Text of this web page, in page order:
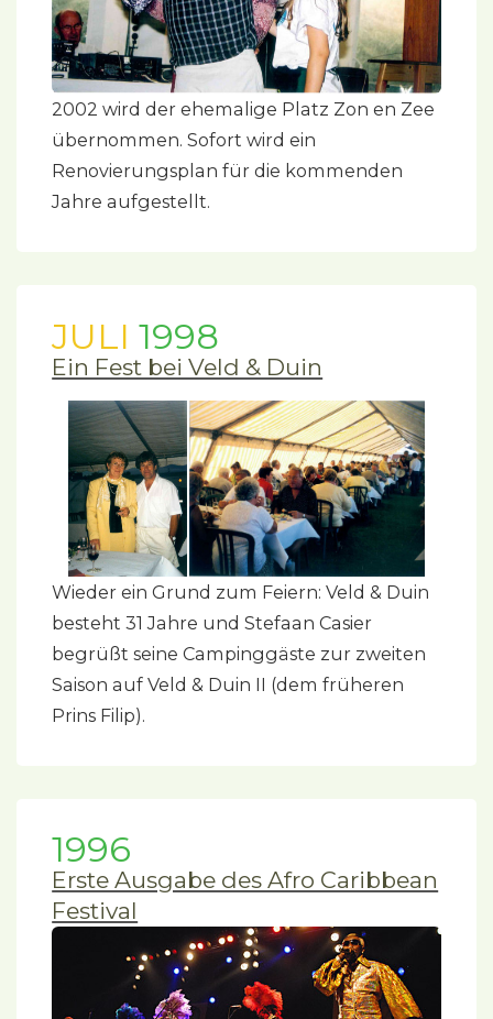
2002 wird der ehemalige Platz Zon en Zee
übernommen. Sofort wird ein
Renovierungsplan für die kommenden
Jahre aufgestellt.
JULI 1998
Ein Fest bei Veld & Duin
Wieder ein Grund zum Feiern: Veld & Duin
besteht 31 Jahre und Stefaan Casier
begrüßt seine Campinggäste zur zweiten
Saison auf Veld & Duin II (dem früheren
Prins Filip).
1996
Erste Ausgabe des Afro Caribbean
Festival